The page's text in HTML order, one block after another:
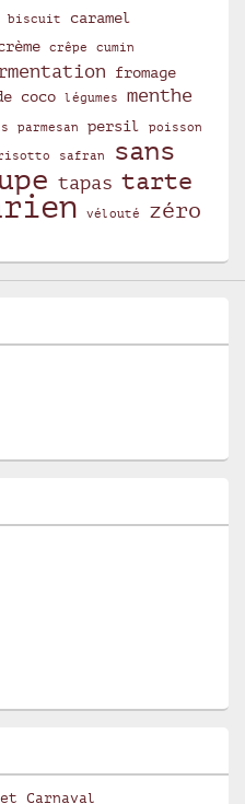
biscuit caramel
crêpe cumin
fromage
coco légumes menthe
parmesan persil poisson
safran
sans
tapas tarte
vélouté
zéro
Carnaval